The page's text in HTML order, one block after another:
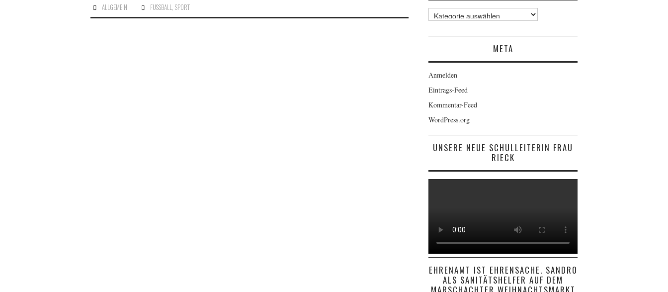
ALLGEMEIN FUSSBALL ,SPORT
Hier
findet
der
verschiedenen
META
Anmelden
Eintrags-Feed
Kommentar-Feed
WordPress.org
UNSERE NEUE SCHULLEITERIN FRAU
RIECK
EHRENAMT IST EHRENSACHE. SANDRO
ALS SANITÄTSHELFER AUF DEM